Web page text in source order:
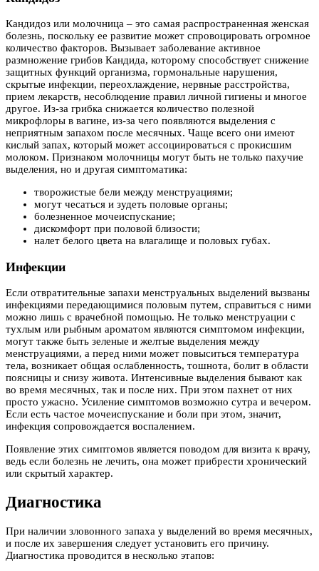
Кандидоз или молочница – это самая распространенная женская
болезнь, поскольку ее развитие может спровоцировать огромное
количество факторов. Вызывает заболевание активное
размножение грибов Кандида, которому способствует снижение
защитных функций организма, гормональные нарушения,
скрытые инфекции, переохлаждение, нервные расстройства,
прием лекарств, несоблюдение правил личной гигиены и многое
другое. Из-за грибка снижается количество полезной
микрофлоры в вагине, из-за чего появляются выделения с
неприятным запахом после месячных. Чаще всего они имеют
кислый запах, который может ассоциироваться с прокисшим
молоком. Признаком молочницы могут быть не только пахучие
выделения, но и другая симптоматика:
творожистые бели между менструациями;
могут чесаться и зудеть половые органы;
болезненное мочеиспускание;
дискомфорт при половой близости;
налет белого цвета на влагалище и половых губах.
Инфекции
Если отвратительные запахи менструальных выделений вызваны
инфекциями передающимися половым путем, справиться с ними
можно лишь с врачебной помощью. Не только менструации с
тухлым или рыбным ароматом являются симптомом инфекции,
могут также быть зеленые и желтые выделения между
менструациями, а перед ними может повыситься температура
тела, возникает общая ослабленность, тошнота, болит в области
поясницы и снизу живота. Интенсивные выделения бывают как
во время месячных, так и после них. При этом пахнет от них
просто ужасно. Усиление симптомов возможно сутра и вечером.
Если есть частое мочеиспускание и боли при этом, значит,
инфекция сопровождается воспалением.
Появление этих симптомов является поводом для визита к врачу,
ведь если болезнь не лечить, она может прибрести хронический
или скрытый характер.
Диагностика
При наличии зловонного запаха у выделений во время месячных,
и после их завершения следует установить его причину.
Диагностика проводится в несколько этапов: